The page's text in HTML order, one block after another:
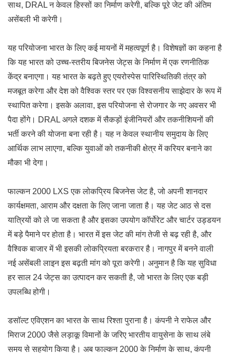
साथ, DRAL न केवल हिस्सों का निर्माण करेगी, बल्कि पूरे जेट की अंतिम
असेंबली भी करेगी।
यह परियोजना भारत के लिए कई मायनों में महत्वपूर्ण है। विशेषज्ञों का कहना है
कि यह भारत को उच्च-स्तरीय बिजनेस जेट्स के निर्माण में एक रणनीतिक
केंद्र बनाएगा। यह भारत के बढ़ते हुए एयरोस्पेस पारिस्थितिकी तंत्र को
मजबूत करेगा और देश को वैश्विक स्तर पर एक विश्वसनीय साझेदार के रूप में
स्थापित करेगा। इसके अलावा, इस परियोजना से रोजगार के नए अवसर भी
पैदा होंगे। DRAL अगले दशक में सैकड़ों इंजीनियरों और तकनीशियनों की
भर्ती करने की योजना बना रही है। यह न केवल स्थानीय समुदाय के लिए
आर्थिक लाभ लाएगा, बल्कि युवाओं को तकनीकी क्षेत्र में करियर बनाने का
मौका भी देगा।
फाल्कन 2000 LXS एक लोकप्रिय बिजनेस जेट है, जो अपनी शानदार
कार्यक्षमता, आराम और दक्षता के लिए जाना जाता है। यह जेट आठ से दस
यात्रियों को ले जा सकता है और इसका उपयोग कॉर्पोरेट और चार्टर उड्डयन
में बड़े पैमाने पर होता है। भारत में इस जेट की मांग तेजी से बढ़ रही है, और
वैश्विक बाजार में भी इसकी लोकप्रियता बरकरार है। नागपुर में बनने वाली
नई असेंबली लाइन इस बढ़ती मांग को पूरा करेगी। अनुमान है कि यह सुविधा
हर साल 24 जेट्स का उत्पादन कर सकती है, जो भारत के लिए एक बड़ी
उपलब्धि होगी।
डसॉल्ट एविएशन का भारत के साथ रिश्ता पुराना है। कंपनी ने राफेल और
मिराज 2000 जैसे लड़ाकू विमानों के जरिए भारतीय वायुसेना के साथ लंबे
समय से सहयोग किया है। अब फाल्कन 2000 के निर्माण के साथ, कंपनी